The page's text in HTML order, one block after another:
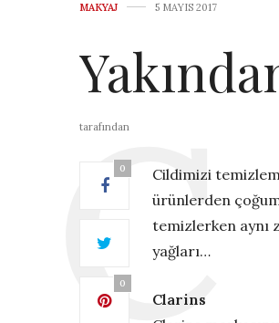
MAKYAJ 5 MAYIS 2017
tarafından
0
0
Cildimizi
ürünlerden
temizlerken aynı
yağları…
Clarins